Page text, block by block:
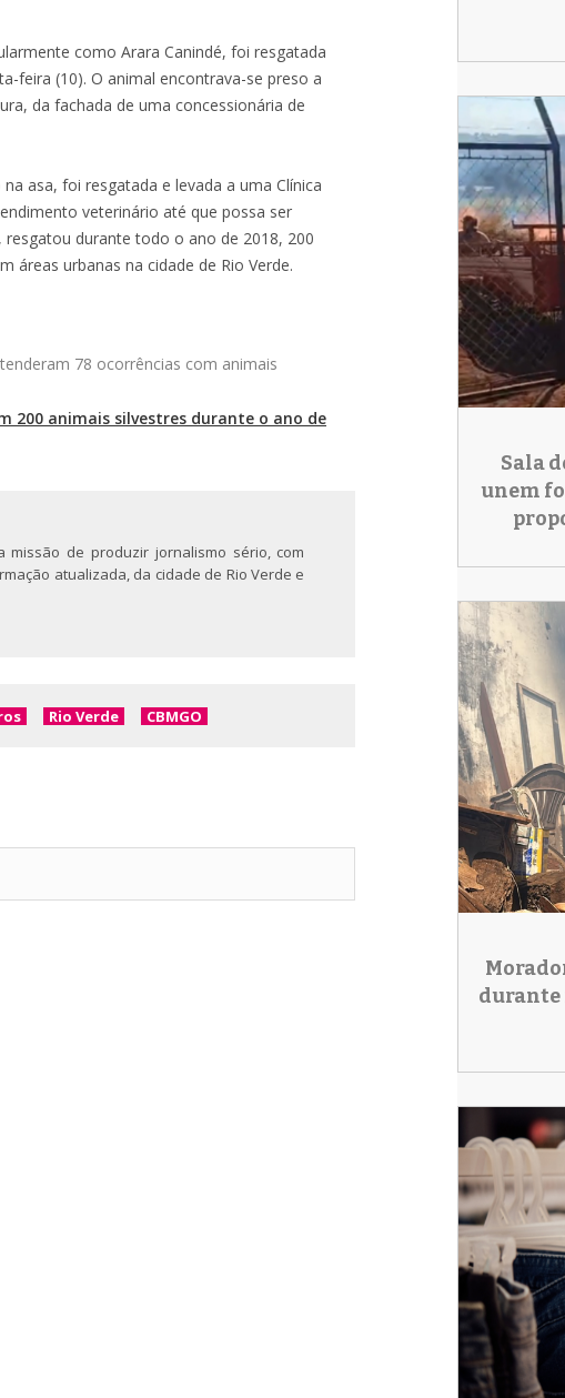
como Arara Canindé, foi resgatada
feira (10). O animal encontrava-se preso a
da fachada de uma concessionária de
asa, foi resgatada e levada a uma Clínica
veterinário até que possa ser
durante todo o ano de 2018, 200
áreas urbanas na cidade de Rio Verde.
78 ocorrências com animais
200 animais silvestres durante o ano de
missão de produzir jornalismo sério, com
atualizada, da cidade de Rio Verde e
Rio Verde CBMGO
Sala
unem
durante